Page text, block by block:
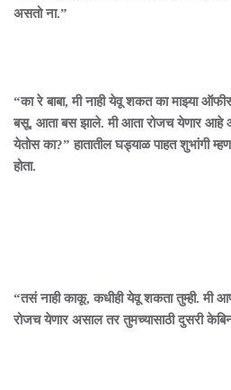
असतो ना.”
“का रे बाबा, मी नाही येवू शकत का माझ्या
बसू, आता बस झाले. मी आता रोजच येणार आहे
येतोस का?” हातातील घड्याळ पाहत शुभांगी
होता.
“तसं नाही काकू, कधीही येवू शकता तुम्ही. मी
रोजच येणार असाल तर तुमच्यासाठी दुसरी